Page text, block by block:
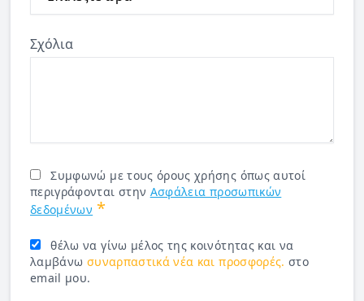
Σχόλια
Συμφωνώ με τους όρους χρήσης όπως αυτοί
περιγράφονται στην Ασφάλεια προσωπικών
δεδομένων *
θέλω να γίνω μέλος της κοινότητας και να
λαμβάνω συναρπαστικά νέα και προσφορές. στο
email μου.